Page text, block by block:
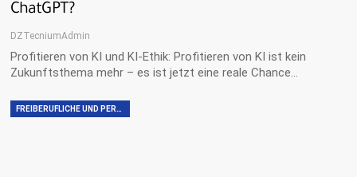
ChatGPT?
DZTecniumAdmin
Profitieren von KI und KI-Ethik: Profitieren von KI ist kein
Zukunftsthema mehr – es ist jetzt eine reale Chance…
FREIBERUFLICHE UND PERSÖNLICHE FÄHIGKEITEN